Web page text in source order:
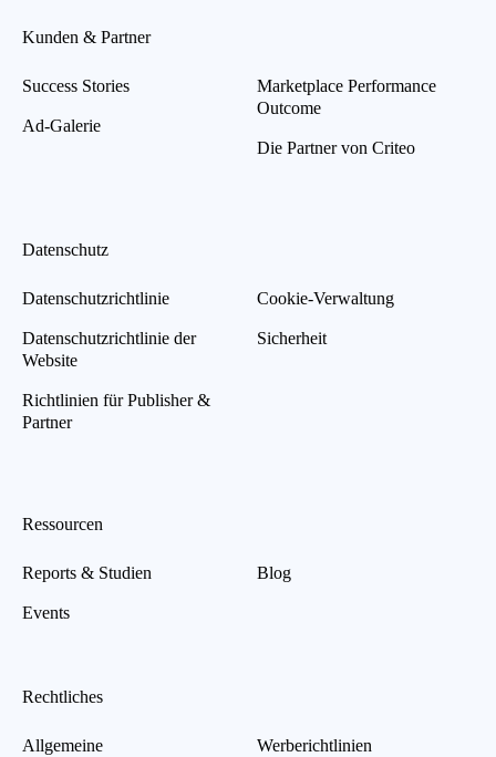
Kunden & Partner
Success Stories
Ad-Galerie
Marketplace Performance
Outcome
Die Partner von Criteo
Datenschutz
Datenschutzrichtlinie
Datenschutzrichtlinie der
Website
Richtlinien für Publisher &
Partner
Cookie-Verwaltung
Sicherheit
Ressourcen
Reports & Studien
Events
Blog
Rechtliches
Allgemeine
Werberichtlinien